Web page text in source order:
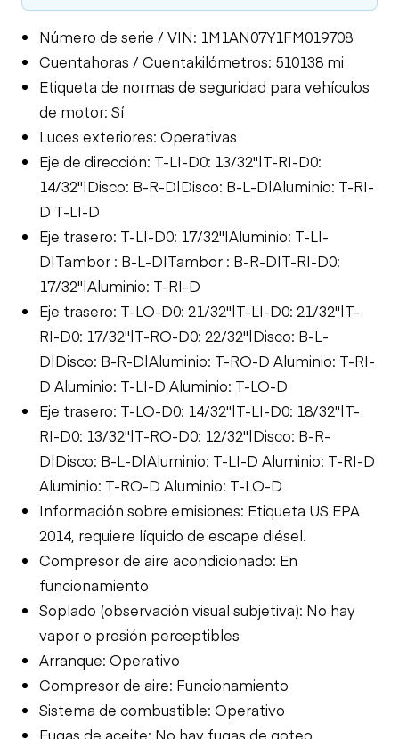
Número de serie / VIN: 1M1AN07Y1FM019708
Cuentahoras / Cuentakilómetros: 510138 mi
Etiqueta de normas de seguridad para vehículos
de motor: Sí
Luces exteriores: Operativas
Eje de dirección: T-LI-D0: 13/32"|T-RI-D0:
14/32"|Disco: B-R-D|Disco: B-L-D|Aluminio: T-RI-
D T-LI-D
Eje trasero: T-LI-D0: 17/32"|Aluminio: T-LI-
D|Tambor : B-L-D|Tambor : B-R-D|T-RI-D0:
17/32"|Aluminio: T-RI-D
Eje trasero: T-LO-D0: 21/32"|T-LI-D0: 21/32"|T-
RI-D0: 17/32"|T-RO-D0: 22/32"|Disco: B-L-
D|Disco: B-R-D|Aluminio: T-RO-D Aluminio: T-RI-
D Aluminio: T-LI-D Aluminio: T-LO-D
Eje trasero: T-LO-D0: 14/32"|T-LI-D0: 18/32"|T-
RI-D0: 13/32"|T-RO-D0: 12/32"|Disco: B-R-
D|Disco: B-L-D|Aluminio: T-LI-D Aluminio: T-RI-D
Aluminio: T-RO-D Aluminio: T-LO-D
Información sobre emisiones: Etiqueta US EPA
2014, requiere líquido de escape diésel.
Compresor de aire acondicionado: En
funcionamiento
Soplado (observación visual subjetiva): No hay
vapor o presión perceptibles
Arranque: Operativo
Compresor de aire: Funcionamiento
Sistema de combustible: Operativo
Fugas de aceite: No hay fugas de goteo